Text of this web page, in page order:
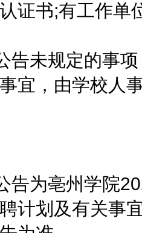
证书;有工作单
未规定的事项
宜，由学校人
为亳州学院
计划及有关事